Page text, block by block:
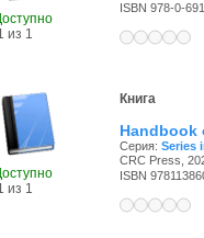
из 1
ISBN 978-0-
из 1
Книга
Handbook
Серия: Series
CRC Press,
ISBN